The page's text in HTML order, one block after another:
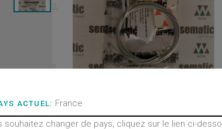
ACTUEL: France
souhaitez changer de pays, cliquez sur le lien ci-